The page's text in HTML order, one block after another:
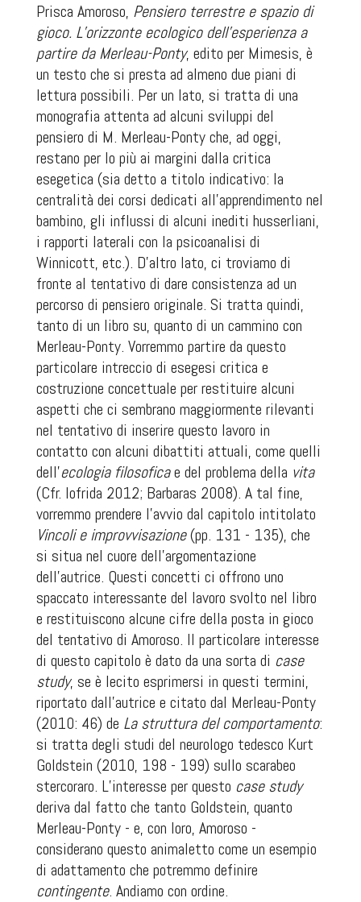
Prisca Amoroso, Pensiero terrestre e spazio di
gioco. L’orizzonte ecologico dell’esperienza a
partire da Merleau-Ponty, edito per Mimesis, è
un testo che si presta ad almeno due piani di
lettura possibili. Per un lato, si tratta di una
monografia attenta ad alcuni sviluppi del
pensiero di M. Merleau-Ponty che, ad oggi,
restano per lo più ai margini dalla critica
esegetica (sia detto a titolo indicativo: la
centralità dei corsi dedicati all’apprendimento nel
bambino, gli influssi di alcuni inediti husserliani,
i rapporti laterali con la psicoanalisi di
Winnicott, etc.). D’altro lato, ci troviamo di
fronte al tentativo di dare consistenza ad un
percorso di pensiero originale. Si tratta quindi,
tanto di un libro su, quanto di un cammino con
Merleau-Ponty. Vorremmo partire da questo
particolare intreccio di esegesi critica e
costruzione concettuale per restituire alcuni
aspetti che ci sembrano maggiormente rilevanti
nel tentativo di inserire questo lavoro in
contatto con alcuni dibattiti attuali, come quelli
dell’ecologia filosoficae del problema della vita
(Cfr. Iofrida 2012; Barbaras 2008). A tal fine,
vorremmo prendere l’avvio dal capitolo intitolato
Vincoli e improvvisazione(pp. 131 - 135), che
si situa nel cuore dell’argomentazione
dell’autrice. Questi concetti ci offrono uno
spaccato interessante del lavoro svolto nel libro
e restituiscono alcune cifre della posta in gioco
del tentativo di Amoroso. Il particolare interesse
di questo capitolo è dato da una sorta di case
study, se è lecito esprimersi in questi termini,
riportato dall’autrice e citato dal Merleau-Ponty
(2010: 46) de La struttura del comportamento:
si tratta degli studi del neurologo tedesco Kurt
Goldstein (2010, 198 - 199) sullo scarabeo
stercoraro. L’interesse per questo case study
deriva dal fatto che tanto Goldstein, quanto
Merleau-Ponty - e, con loro, Amoroso -
considerano questo animaletto come un esempio
di adattamento che potremmo definire
contingente. Andiamo con ordine.